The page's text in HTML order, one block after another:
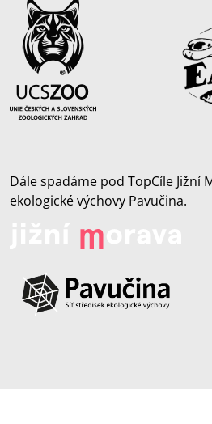
Dále spadáme pod TopCíle Jižní
ekologické výchovy Pavučina.